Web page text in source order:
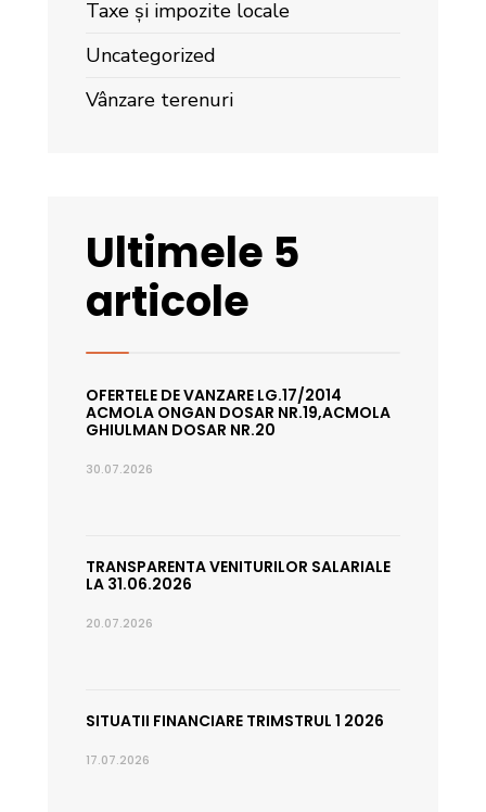
Taxe și impozite locale
Uncategorized
Vânzare terenuri
Ultimele 5
articole
OFERTELE DE VANZARE LG.17/2014
ACMOLA ONGAN DOSAR NR.19,ACMOLA
GHIULMAN DOSAR NR.20
30.07.2026
TRANSPARENTA VENITURILOR SALARIALE
LA 31.06.2026
20.07.2026
SITUATII FINANCIARE TRIMSTRUL 1 2026
17.07.2026